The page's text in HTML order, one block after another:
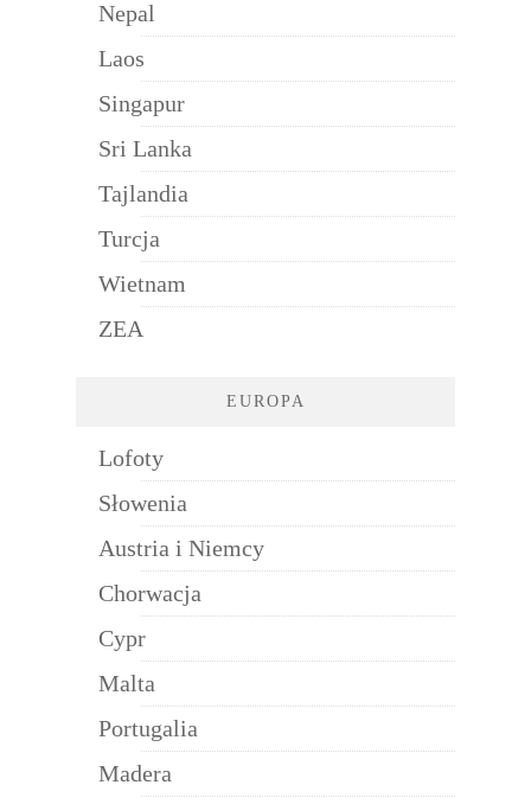
Nepal
Laos
Singapur
Sri Lanka
Tajlandia
Turcja
Wietnam
ZEA
EUROPA
Lofoty
Słowenia
Austria i Niemcy
Chorwacja
Cypr
Malta
Portugalia
Madera